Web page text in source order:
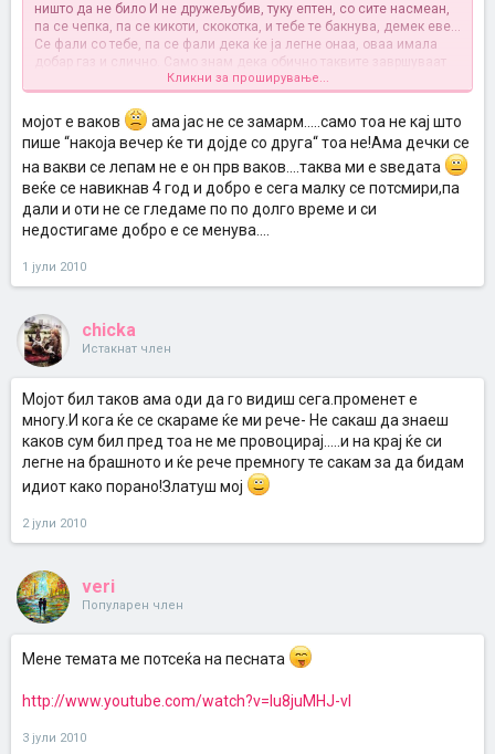
ништо да не било И не дружељубив, туку ептен, со сите насмеан,
па се чепка, па се кикоти, скокотка, и тебе те бакнува, демек еве...
Се фали со тебе, па се фали дека ќе ја легне онаа, оваа имала
добар газ и слично. Само знам дека обично таквите завршуваат
со некоја змија на крај. отровна, не му пушта ни поглед да крене.
И не ги сакам, еднаш се изгорев, следниот пат си одбрав сосем
друг типЈака ви душа на тие што издржувате со такви
Кликни за проширување...
мојот е ваков
ама јас не се замарм.....само тоа не кај што
пише “накоја вечер ќе ти дојде со друга“ тоа не!Ама дечки се
на вакви се лепам не е он прв ваков....таква ми е ѕведата
веќе се навикнав 4 год и добро е сега малку се потсмири,па
дали и оти не се гледаме по по долго време и си
недостигаме добро е се менува....
1 јули 2010
chicka
Истакнат член
Мојот бил таков ама оди да го видиш сега.променет е
многу.И кога ќе се скараме ќе ми рече- Не сакаш да знаеш
каков сум бил пред тоа не ме провоцирај.....и на крај ќе си
легне на брашното и ќе рече премногу те сакам за да бидам
идиот како порано!Златуш мој
2 јули 2010
veri
Популарен член
Мене темата ме потсеќа на песната
http://www.youtube.com/watch?v=lu8juMHJ-vI
3 јули 2010